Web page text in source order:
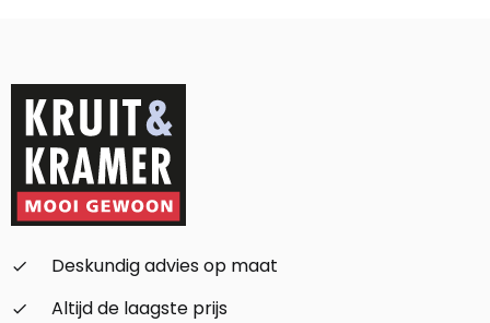
check_small
Deskundig advies op maat
check_small
Altijd de laagste prijs